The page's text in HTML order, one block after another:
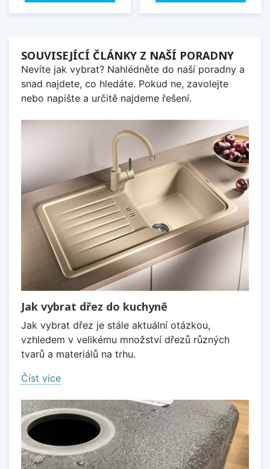
SOUVISEJÍCÍ ČLÁNKY Z NAŠÍ PORADNY
Nevíte jak vybrat? Nahlédněte do naší poradny a
snad najdete, co hledáte. Pokud ne, zavolejte
nebo napište a určitě najdeme řešení.
Jak vybrat dřez do kuchyně
Jak vybrat dřez je stále aktuální otázkou,
vzhledem v velikému množství dřezů různých
tvarů a materiálů na trhu.
Číst více